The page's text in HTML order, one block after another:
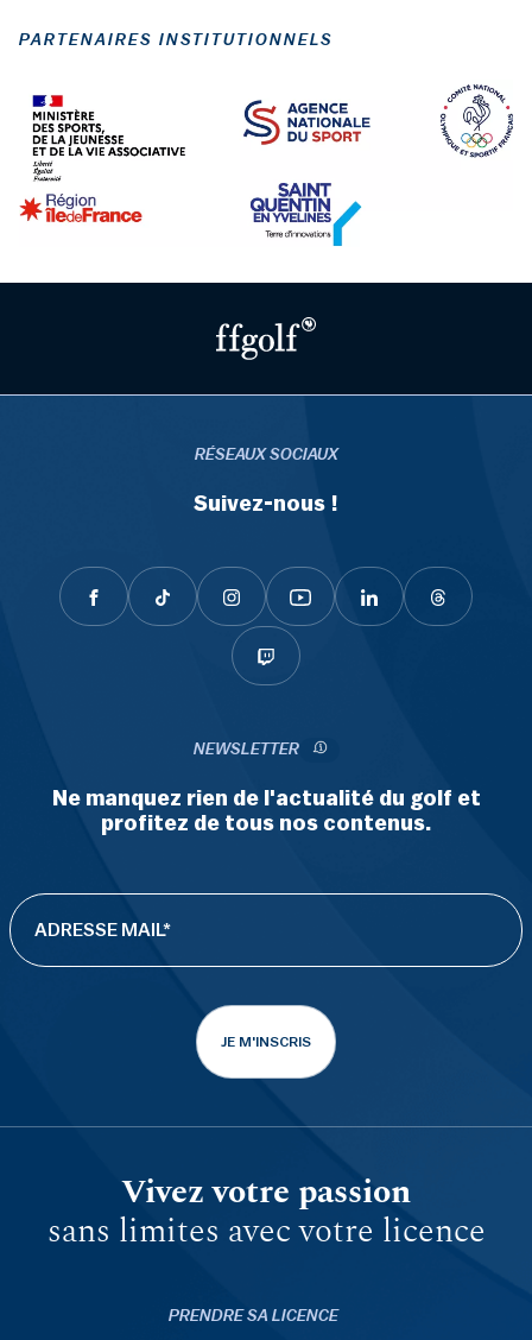
PARTENAIRES INSTITUTIONNELS
RÉSEAUX SOCIAUX
Suivez-nous !
NEWSLETTER
Ne manquez rien de l'actualité du golf et
profitez de tous nos contenus.
JE M'INSCRIS
Vivez votre passion
sans limites avec votre licence
PRENDRE SA LICENCE